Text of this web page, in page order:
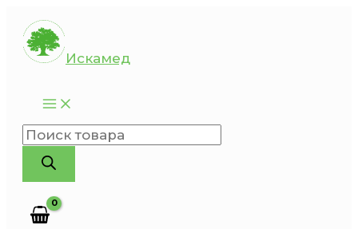
Перейти
содержимому
Искамед
Поиск
товаров